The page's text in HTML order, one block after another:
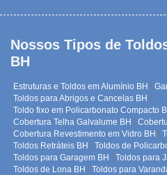
Nossos Tipos de
BH
Estruturas e Toldos em Alumínio BH
Toldos para Abrigos e Cancelas BH
Toldo fixo em Policarbonato Compacto
Cobertura Telha Galvalume BH
Cobertura Revestimento em Vidro BH
Toldos Retráteis BH
Toldos de
Toldos para Garagem BH
Toldos para
Toldos de Lona BH
Toldos para